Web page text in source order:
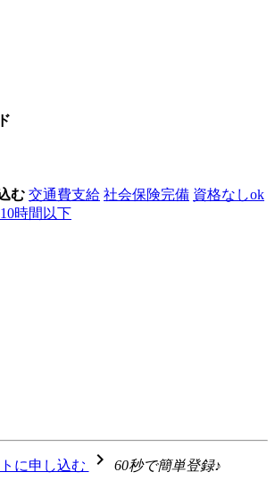
む 交通費支給 社会保険完備 資格なしok
時間以下
に申し込む navigate_next 60秒で簡単登録♪